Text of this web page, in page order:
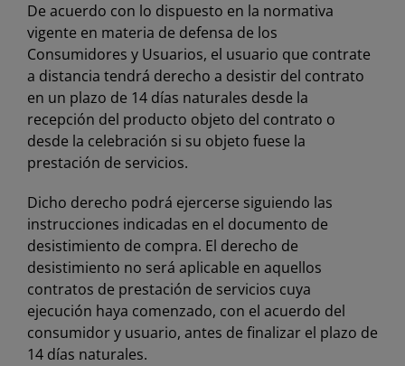
De acuerdo con lo dispuesto en la normativa
vigente en materia de defensa de los
Consumidores y Usuarios, el usuario que contrate
a distancia tendrá derecho a desistir del contrato
en un plazo de 14 días naturales desde la
recepción del producto objeto del contrato o
desde la celebración si su objeto fuese la
prestación de servicios.
Dicho derecho podrá ejercerse siguiendo las
instrucciones indicadas en el documento de
desistimiento de compra. El derecho de
desistimiento no será aplicable en aquellos
contratos de prestación de servicios cuya
ejecución haya comenzado, con el acuerdo del
consumidor y usuario, antes de finalizar el plazo de
14 días naturales.